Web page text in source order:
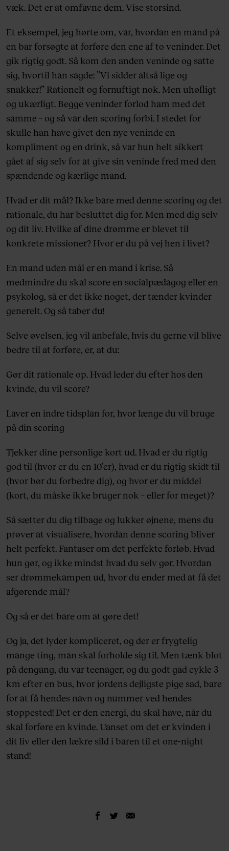
væk. Det er at omfavne dem. Vise storsind.
Et eksempel, jeg hørte om, var, hvordan en mand på
en bar forsøgte at forføre den ene af to veninder. Det
gik rigtig godt. Så kom den anden veninde og satte
sig, hvortil han sagde: ”Vi sidder altså lige og
snakker!” Rationelt og fornuftigt nok. Men uhøfligt
og ukærligt. Begge veninder forlod ham med det
samme – og så var den scoring forbi. I stedet for
skulle han have givet den nye veninde en
kompliment og en drink, så var hun helt sikkert
gået af sig selv for at give sin veninde fred med den
spændende og kærlige mand.
Hvad er dit mål? Ikke bare med denne scoring og det
rationale, du har besluttet dig for. Men med dig selv
og dit liv. Hvilke af dine drømme er blevet til
konkrete missioner? Hvor er du på vej hen i livet?
En mand uden mål er en mand i krise. Så
medmindre du skal score en socialpædagog eller en
psykolog, så er det ikke noget, der tænder kvinder
generelt. Og så taber du!
Selve øvelsen, jeg vil anbefale, hvis du gerne vil blive
bedre til at forføre, er, at du:
Gør dit rationale op. Hvad leder du efter hos den
kvinde, du vil score?
Laver en indre tidsplan for, hvor længe du vil bruge
på din scoring
Tjekker dine personlige kort ud. Hvad er du rigtig
god til (hvor er du en 10’er), hvad er du rigtig skidt til
(hvor bør du forbedre dig), og hvor er du middel
(kort, du måske ikke bruger nok – eller for meget)?
Så sætter du dig tilbage og lukker øjnene, mens du
prøver at visualisere, hvordan denne scoring bliver
helt perfekt. Fantaser om det perfekte forløb. Hvad
hun gør, og ikke mindst hvad du selv gør. Hvordan
ser drømmekampen ud, hvor du ender med at få det
afgørende mål?
Og så er det bare om at gøre det!
Og ja, det lyder kompliceret, og der er frygtelig
mange ting, man skal forholde sig til. Men tænk blot
på dengang, du var teenager, og du godt gad cykle 3
km efter en bus, hvor jordens dejligste pige sad, bare
for at få hendes navn og nummer ved hendes
stoppested! Det er den energi, du skal have, når du
skal forføre en kvinde. Uanset om det er kvinden i
dit liv eller den lækre sild i baren til et one-night
stand!